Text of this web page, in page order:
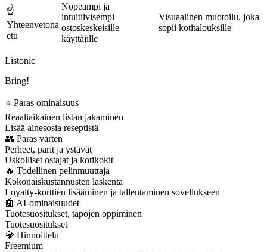
☝️
Yhteenvetona
etu
Nopeampi ja
intuitiivisempi
ostoskeskeisille
käyttäjille
Visuaalinen muotoilu, joka
sopii kotitalouksille
Listonic
Bring!
⭐ Paras ominaisuus
Reaaliaikainen listan jakaminen
Lisää ainesosia reseptistä
👥 Paras varten
Perheet, parit ja ystävät
Uskolliset ostajat ja kotikokit
🔥 Todellinen pelinmuuttaja
Kokonaiskustannusten laskenta
Loyalty-korttien lisääminen ja tallentaminen sovellukseen
🤖 AI-ominaisuudet
Tuotesuositukset, tapojen oppiminen
Tuotesuositukset
💎 Hinnoittelu
Freemium